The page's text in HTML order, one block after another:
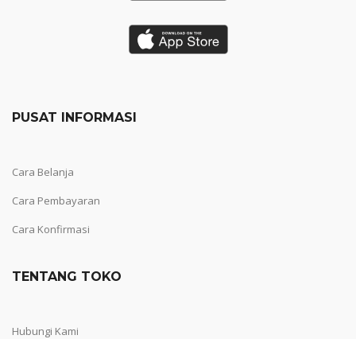
PUSAT INFORMASI
Cara Belanja
Cara Pembayaran
Cara Konfirmasi
TENTANG TOKO
Hubungi Kami